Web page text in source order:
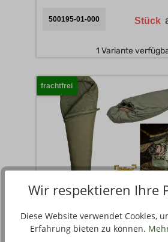
500195-01-000 Stück
1 Variante
frachtfrei
HAWK, NATO A
Wir respektieren Ihre
Diese Website verwendet Cookies,
Erfahrung bieten zu können.